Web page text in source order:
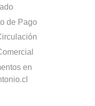
de Pago
en